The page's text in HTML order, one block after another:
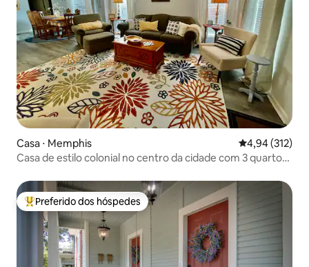
Casa ⋅ Memphis 4,94 de uma
4,94 (312)
Casa de estilo colonial no centro da cidade com 3 quartos
Entre os melhores preferidos dos hóspedes
Preferido dos hóspedes